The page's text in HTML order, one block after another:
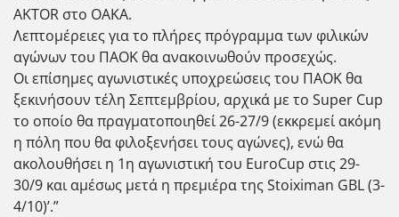
AKTOR στο ΟΑΚΑ.
Λεπτομέρειες για το πλήρες πρόγραμμα των φιλικών
αγώνων του ΠΑΟΚ θα ανακοινωθούν προσεχώς.
Οι επίσημες αγωνιστικές υποχρεώσεις του ΠΑΟΚ θα
ξεκινήσουν τέλη Σεπτεμβρίου, αρχικά με το Super Cup
το οποίο θα πραγματοποιηθεί 26-27/9 (εκκρεμεί ακόμη
η πόλη που θα φιλοξενήσει τους αγώνες), ενώ θα
ακολουθήσει η 1η αγωνιστική του EuroCup στις 29-
30/9 και αμέσως μετά η πρεμιέρα της Stoiximan GBL (3-
4/10)’.”